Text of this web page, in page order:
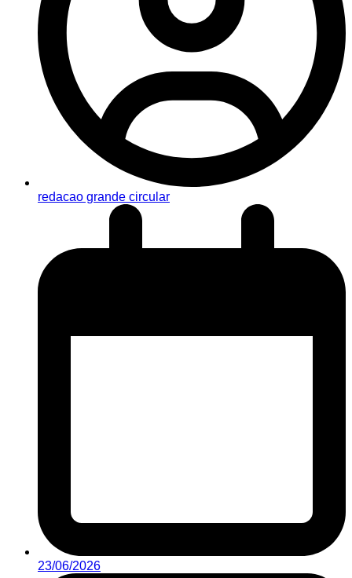
redacao grande circular
23/06/2026